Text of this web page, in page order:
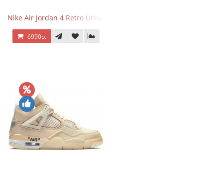
Nike Air Jordan 4 Retro University Blue
6990р.